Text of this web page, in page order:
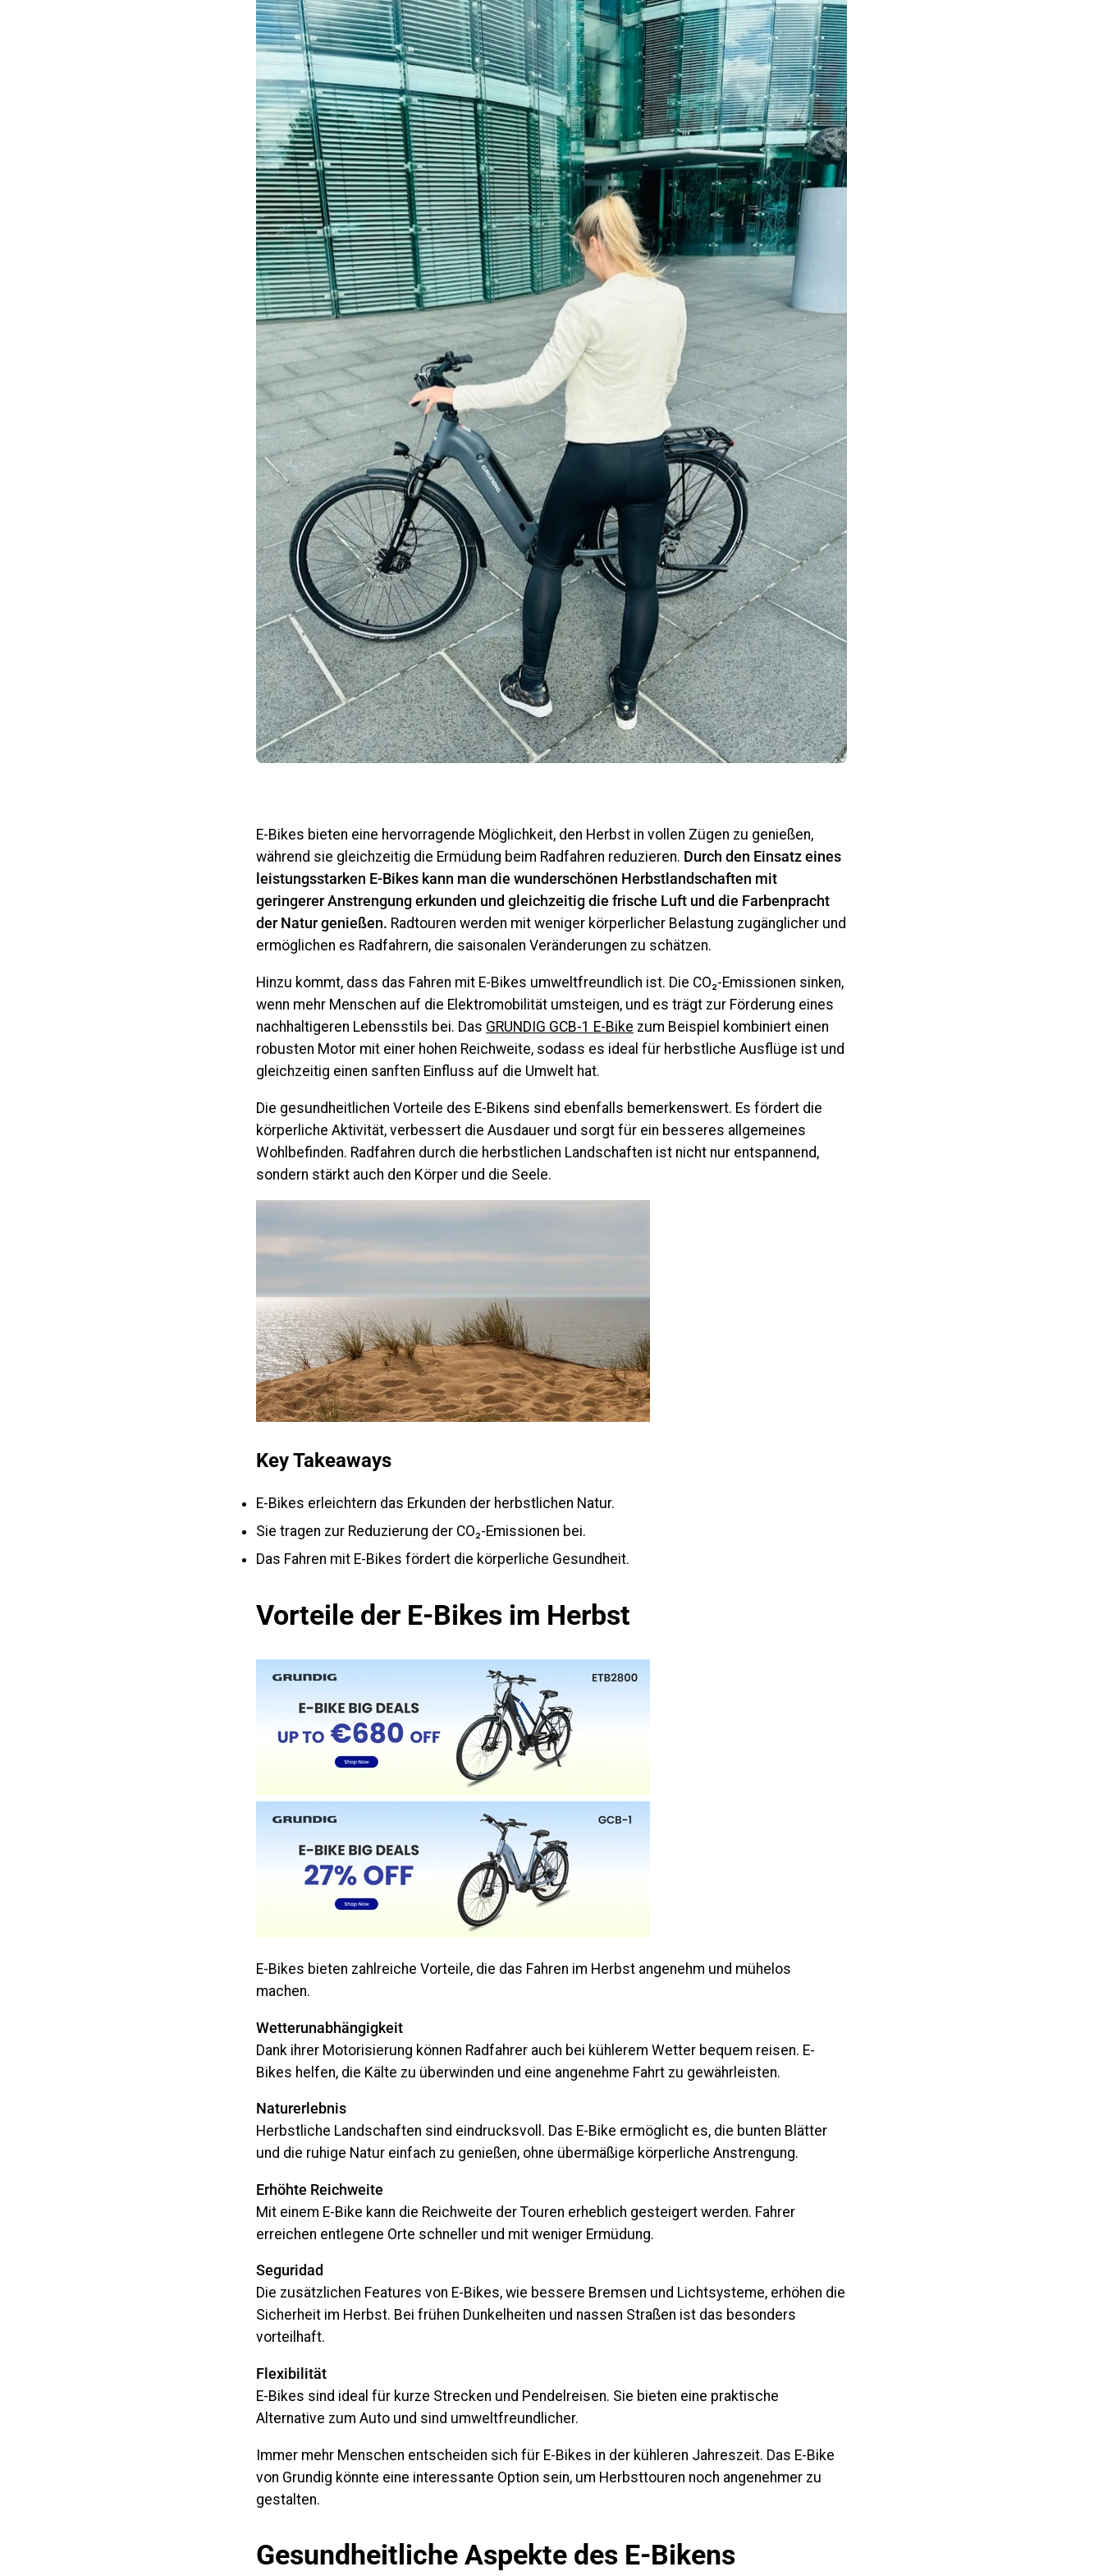
E-Bikes bieten eine hervorragende Möglichkeit, den Herbst in vollen Zügen zu genießen,
während sie gleichzeitig die Ermüdung beim Radfahren reduzieren. Durch den Einsatz eines
leistungsstarken E-Bikes kann man die wunderschönen Herbstlandschaften mit
geringerer Anstrengung erkunden und gleichzeitig die frische Luft und die Farbenpracht
der Natur genießen. Radtouren werden mit weniger körperlicher Belastung zugänglicher und
ermöglichen es Radfahrern, die saisonalen Veränderungen zu schätzen.
Hinzu kommt, dass das Fahren mit E-Bikes umweltfreundlich ist. Die CO₂-Emissionen sinken,
wenn mehr Menschen auf die Elektromobilität umsteigen, und es trägt zur Förderung eines
nachhaltigeren Lebensstils bei. Das GRUNDIG GCB-1 E-Bike zum Beispiel kombiniert einen
robusten Motor mit einer hohen Reichweite, sodass es ideal für herbstliche Ausflüge ist und
gleichzeitig einen sanften Einfluss auf die Umwelt hat.
Die gesundheitlichen Vorteile des E-Bikens sind ebenfalls bemerkenswert. Es fördert die
körperliche Aktivität, verbessert die Ausdauer und sorgt für ein besseres allgemeines
Wohlbefinden. Radfahren durch die herbstlichen Landschaften ist nicht nur entspannend,
sondern stärkt auch den Körper und die Seele.
Key Takeaways
E-Bikes erleichtern das Erkunden der herbstlichen Natur.
Sie tragen zur Reduzierung der CO₂-Emissionen bei.
Das Fahren mit E-Bikes fördert die körperliche Gesundheit.
Vorteile der E-Bikes im Herbst
E-Bikes bieten zahlreiche Vorteile, die das Fahren im Herbst angenehm und mühelos
machen.
Wetterunabhängigkeit
Dank ihrer Motorisierung können Radfahrer auch bei kühlerem Wetter bequem reisen. E-
Bikes helfen, die Kälte zu überwinden und eine angenehme Fahrt zu gewährleisten.
Naturerlebnis
Herbstliche Landschaften sind eindrucksvoll. Das E-Bike ermöglicht es, die bunten Blätter
und die ruhige Natur einfach zu genießen, ohne übermäßige körperliche Anstrengung.
Erhöhte Reichweite
Mit einem E-Bike kann die Reichweite der Touren erheblich gesteigert werden. Fahrer
erreichen entlegene Orte schneller und mit weniger Ermüdung.
Seguridad
Die zusätzlichen Features von E-Bikes, wie bessere Bremsen und Lichtsysteme, erhöhen die
Sicherheit im Herbst. Bei frühen Dunkelheiten und nassen Straßen ist das besonders
vorteilhaft.
Flexibilität
E-Bikes sind ideal für kurze Strecken und Pendelreisen. Sie bieten eine praktische
Alternative zum Auto und sind umweltfreundlicher.
Immer mehr Menschen entscheiden sich für E-Bikes in der kühleren Jahreszeit. Das E-Bike
von Grundig könnte eine interessante Option sein, um Herbsttouren noch angenehmer zu
gestalten.
Gesundheitliche Aspekte des E-Bikens